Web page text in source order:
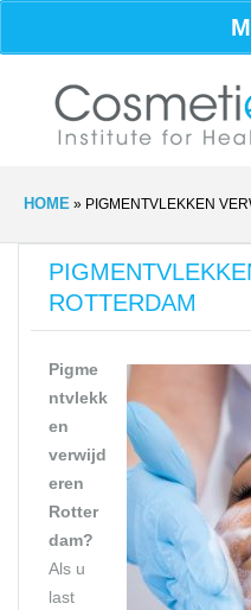
HOME » PIGMENTVLEKKEN
ROTTERDAM
Pigme
ntvlekk
en
verwijd
eren
Rotter
dam?
Als u
last